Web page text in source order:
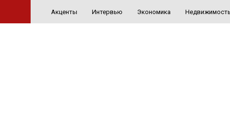
Акценты Интервью Экономика Недвижимость